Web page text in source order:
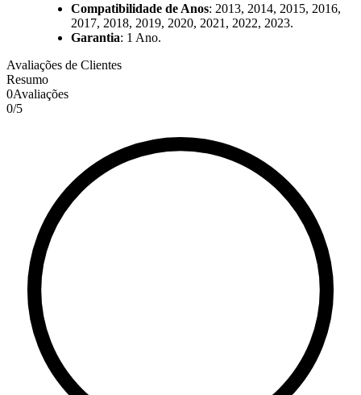
Compatibilidade de Anos: 2013, 2014, 2015, 2016,
2017, 2018, 2019, 2020, 2021, 2022, 2023.
Garantia: 1 Ano.
Avaliações de Clientes
Resumo
0Avaliações
0/5